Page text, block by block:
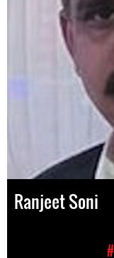
Ranjeet Soni